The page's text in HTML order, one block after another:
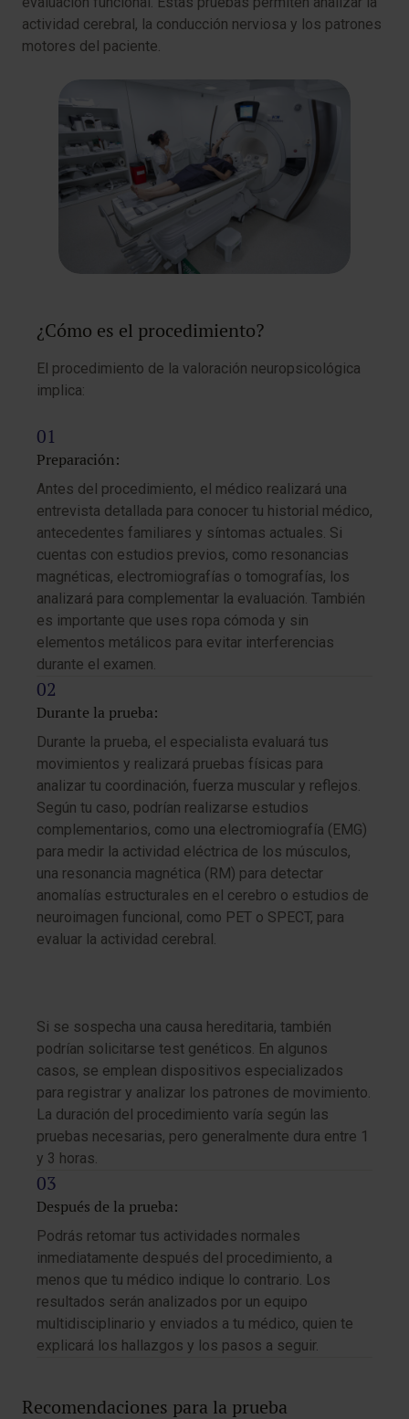
actividad cerebral, la conducción nerviosa y los patrones
motores del paciente.
¿Cómo es el procedimiento?
El procedimiento de la valoración neuropsicológica
implica:
Preparación:
Antes del procedimiento, el médico realizará una
entrevista detallada para conocer tu historial médico,
antecedentes familiares y síntomas actuales. Si
cuentas con estudios previos, como resonancias
magnéticas, electromiografías o tomografías, los
analizará para complementar la evaluación. También
es importante que uses ropa cómoda y sin
elementos metálicos para evitar interferencias
durante el examen.
Durante la prueba:
Durante la prueba, el especialista evaluará tus
movimientos y realizará pruebas físicas para
analizar tu coordinación, fuerza muscular y reflejos.
Según tu caso, podrían realizarse estudios
complementarios, como una electromiografía (EMG)
para medir la actividad eléctrica de los músculos,
una resonancia magnética (RM) para detectar
anomalías estructurales en el cerebro o estudios de
neuroimagen funcional, como PET o SPECT, para
evaluar la actividad cerebral.
Si se sospecha una causa hereditaria, también
podrían solicitarse test genéticos. En algunos
casos, se emplean dispositivos especializados
para registrar y analizar los patrones de movimiento.
La duración del procedimiento varía según las
pruebas necesarias, pero generalmente dura entre 1
y 3 horas.
Después de la prueba:
Podrás retomar tus actividades normales
inmediatamente después del procedimiento, a
menos que tu médico indique lo contrario. Los
resultados serán analizados por un equipo
multidisciplinario y enviados a tu médico, quien te
explicará los hallazgos y los pasos a seguir.
Recomendaciones para la prueba